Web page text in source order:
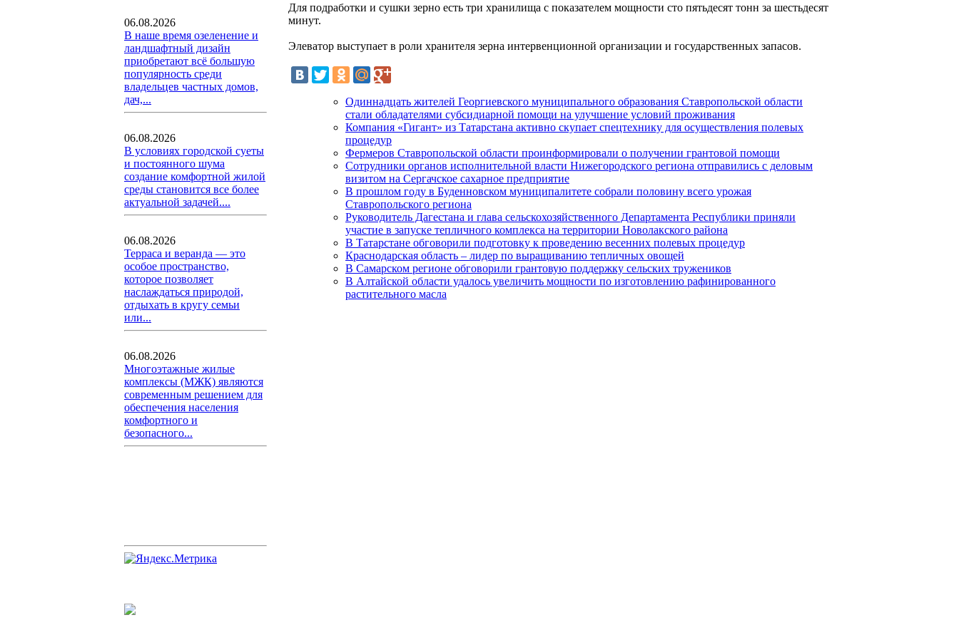
06.08.2026
В наше время озеленение и
ландшафтный дизайн
приобретают всё большую
популярность среди
владельцев частных домов,
дач,...
06.08.2026
В условиях городской суеты
и постоянного шума
создание комфортной жилой
среды становится все более
актуальной задачей....
06.08.2026
Терраса и веранда — это
особое пространство,
которое позволяет
наслаждаться природой,
отдыхать в кругу семьи
или...
06.08.2026
Многоэтажные жилые
комплексы (МЖК) являются
современным решением для
обеспечения населения
комфортного и
безопасного...
Для подработки и сушки зерно есть три хранилища с показателем мощности сто пятьдесят тонн за шестьдесят
минут.
Элеватор выступает в роли хранителя зерна интервенционной организации и государственных запасов.
Одиннадцать жителей Георгиевского муниципального образования Ставропольской области
стали обладателями субсидиарной помощи на улучшение условий проживания
Компания «Гигант» из Татарстана активно скупает спецтехнику для осуществления полевых
процедур
Фермеров Ставропольской области проинформировали о получении грантовой помощи
Сотрудники органов исполнительной власти Нижегородского региона отправились с деловым
визитом на Сергачское сахарное предприятие
В прошлом году в Буденновском муниципалитете собрали половину всего урожая
Ставропольского региона
Руководитель Дагестана и глава сельскохозяйственного Департамента Республики приняли
участие в запуске тепличного комплекса на территории Новолакского района
В Татарстане обговорили подготовку к проведению весенних полевых процедур
Краснодарская область – лидер по выращиванию тепличных овощей
В Самарском регионе обговорили грантовую поддержку сельских тружеников
В Алтайской области удалось увеличить мощности по изготовлению рафинированного
растительного масла